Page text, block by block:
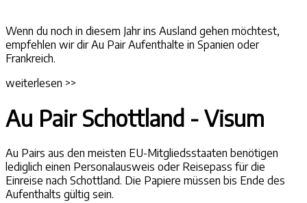
Wenn du noch in diesem Jahr ins Ausland gehen möchtest,
empfehlen wir dir Au Pair Aufenthalte in Spanien oder
Frankreich.
weiterlesen >>
Au Pair Schottland - Visum
Au Pairs aus den meisten EU-Mitgliedsstaaten benötigen
lediglich einen Personalausweis oder Reisepass für die
Einreise nach Schottland. Die Papiere müssen bis Ende des
Aufenthalts gültig sein.